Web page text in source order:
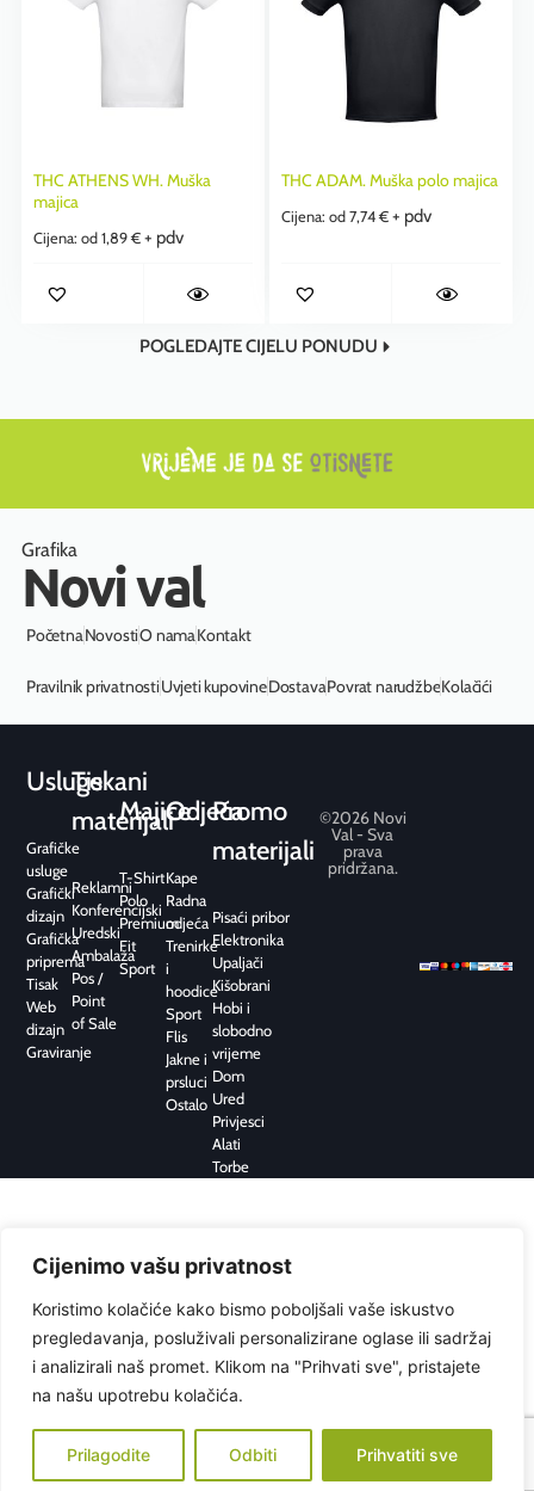
Cijenimo vašu privatnost
Koristimo kolačiće kako bismo poboljšali vaše iskustvo
pregledavanja, posluživali personalizirane oglase ili sadržaj
i analizirali naš promet. Klikom na "Prihvati sve", pristajete
na našu upotrebu kolačića.
Prilagodite Odbiti Prihvatiti sve
THC ATHENS WH. Muška
majica
Cijena: od 1,89 € + pdv
THC ADAM. Muška polo majica
Cijena: od 7,74 € + pdv
POGLEDAJTE CIJELU PONUDU
Grafika
Novi val
PočetnaNovostiO namaKontakt
Pravilnik privatnostiUvjeti kupovineDostavaPovrat narudžbeKolačići
Usluge
Grafičke
usluge
Grafički
dizajn
Grafička
priprema
Tisak
Web
dizajn
Graviranje
Tiskani
materijali
Reklamni
Konferencijski
Uredski
Ambalaža
Pos /
Point
of Sale
Majice
T-Shirt
Polo
Premium
Fit
Sport
Odjeća
Kape
Radna
odjeća
Trenirke
i
hoodice
Sport
Flis
Jakne i
prsluci
Ostalo
Promo
materijali
Pisaći pribor
Elektronika
Upaljači
Kišobrani
Hobi i
slobodno
vrijeme
Dom
Ured
Privjesci
Alati
Torbe
©2026 Novi
Val - Sva
prava
pridržana.